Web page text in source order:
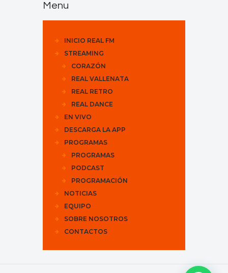
Menu
INICIO REAL FM
STREAMING
CORAZÓN
REAL VALLENATA
REAL RETRO
REAL DANCE
EN VIVO
DESCARGA LA APP
PROGRAMAS
PROGRAMAS
PODCAST
PROGRAMACIÓN
NOTICIAS
EQUIPO
SOBRE NOSOTROS
CONTACTOS